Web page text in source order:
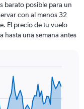
barato posible para un
con al menos 32
El precio de tu vuelo
hasta una semana antes